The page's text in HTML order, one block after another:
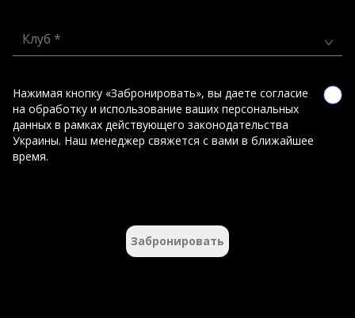
Клуб *
Нажимая кнопку «Забронировать», вы даете согласие
на обработку и использование ваших персональных
данных в рамках действующего законодательства
Украины. Наш менеджер свяжется с вами в ближайшее
время.
Забронировать